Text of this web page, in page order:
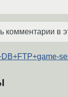
комментарии в